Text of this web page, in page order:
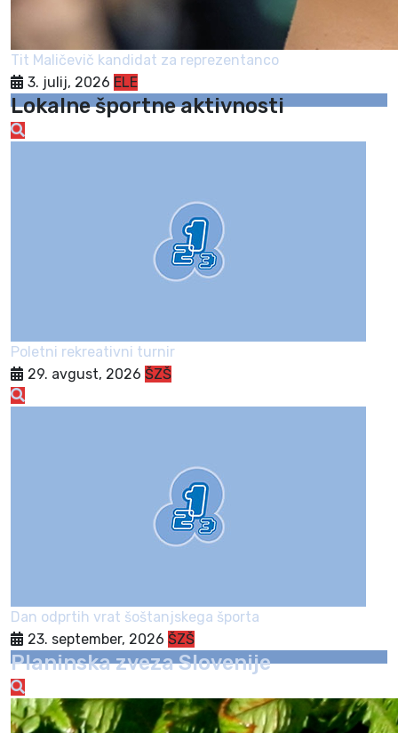
Tit Maličevič kandidat za reprezentanco
3. julij, 2026 ELE
Lokalne športne aktivnosti
Poletni rekreativni turnir
29. avgust, 2026 ŠZŠ
Dan odprtih vrat šoštanjskega športa
23. september, 2026 ŠZŠ
Planinska zveza Slovenije